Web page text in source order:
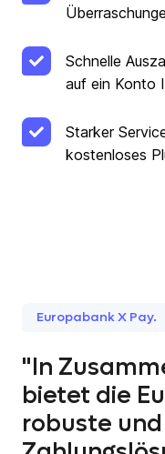
Schnelle
auf ein Konto
Starker
kostenloses
Europabank X Pay.
"In
bietet die
robuste